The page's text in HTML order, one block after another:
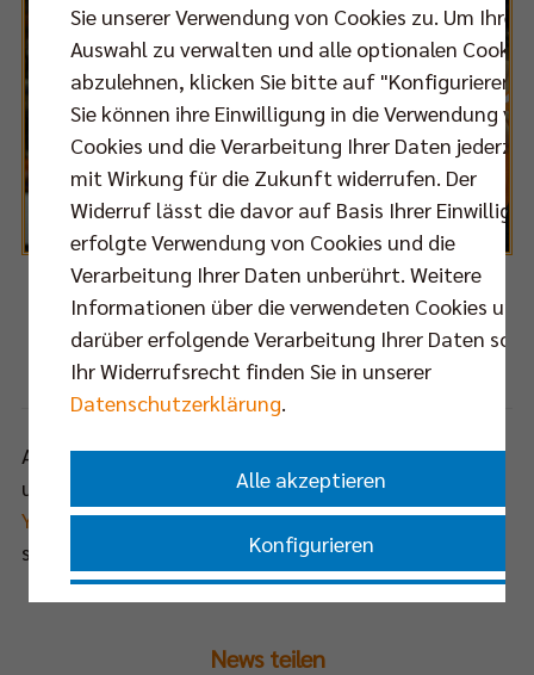
Auch im letzten Heimspiel der Bundesliga-Hauptrunde blieben die BR Volleys
ungeschlagen.
Foto: Eckhard Herfet, Berlin
Alle Folgen des Internet.TV-Magazins BEST OF FIVE
und zahlreiche andere interessante Videos sind im
YouTube-Kanal der BERLIN RECYCLING Volleyszu
sehen.
News teilen
Sie unserer Verwendung von Cookies zu. Um Ihre
Auswahl zu verwalten und alle optionalen Cookies
abzulehnen, klicken Sie bitte auf "Konfigurieren".
Sie können ihre Einwilligung in die Verwendung
Cookies und die Verarbeitung Ihrer Daten
mit Wirkung für die Zukunft widerrufen. Der
Widerruf lässt die davor auf Basis Ihrer
erfolgte Verwendung von Cookies und die
Verarbeitung Ihrer Daten unberührt. Weitere
Informationen über die verwendeten Cookies und
darüber erfolgende Verarbeitung Ihrer Daten
Ihr Widerrufsrecht finden Sie in unserer
Datenschutzerklärung
Alle akzeptieren
Konfigurieren
Nur essenzielle Cookies akzeptieren